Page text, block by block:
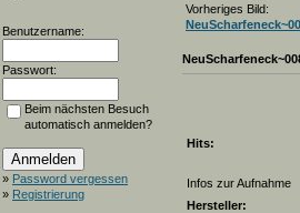
Benutzername:
Passwort:
Beim nächsten Besuch
automatisch anmelden?
» Password vergessen
» Registrierung
Vorheriges Bild:
Hits:
Infos zur Aufnahme
Hersteller: